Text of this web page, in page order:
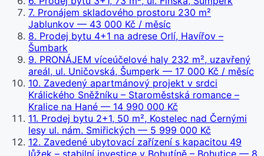
7. Pronájem skladového prostoru 230 m²
Jablunkov — 43 000 Kč / měsíc
8. Prodej bytu 4+1 na adrese Orlí, Havířov –
Šumbark
9. PRONÁJEM víceúčelové haly 232 m², uzavřený
areál, ul. Uničovská, Šumperk — 17 000 Kč / měsíc
10. Zavedený apartmánový projekt v srdci
Králického Sněžníku – Staroměstská romance –
Kralice na Hané — 14 990 000 Kč
11. Prodej bytu 2+1, 50 m², Kostelec nad Černými
lesy ul. nám. Smiřických — 5 999 000 Kč
12. Zavedené ubytovací zařízení s kapacitou 49